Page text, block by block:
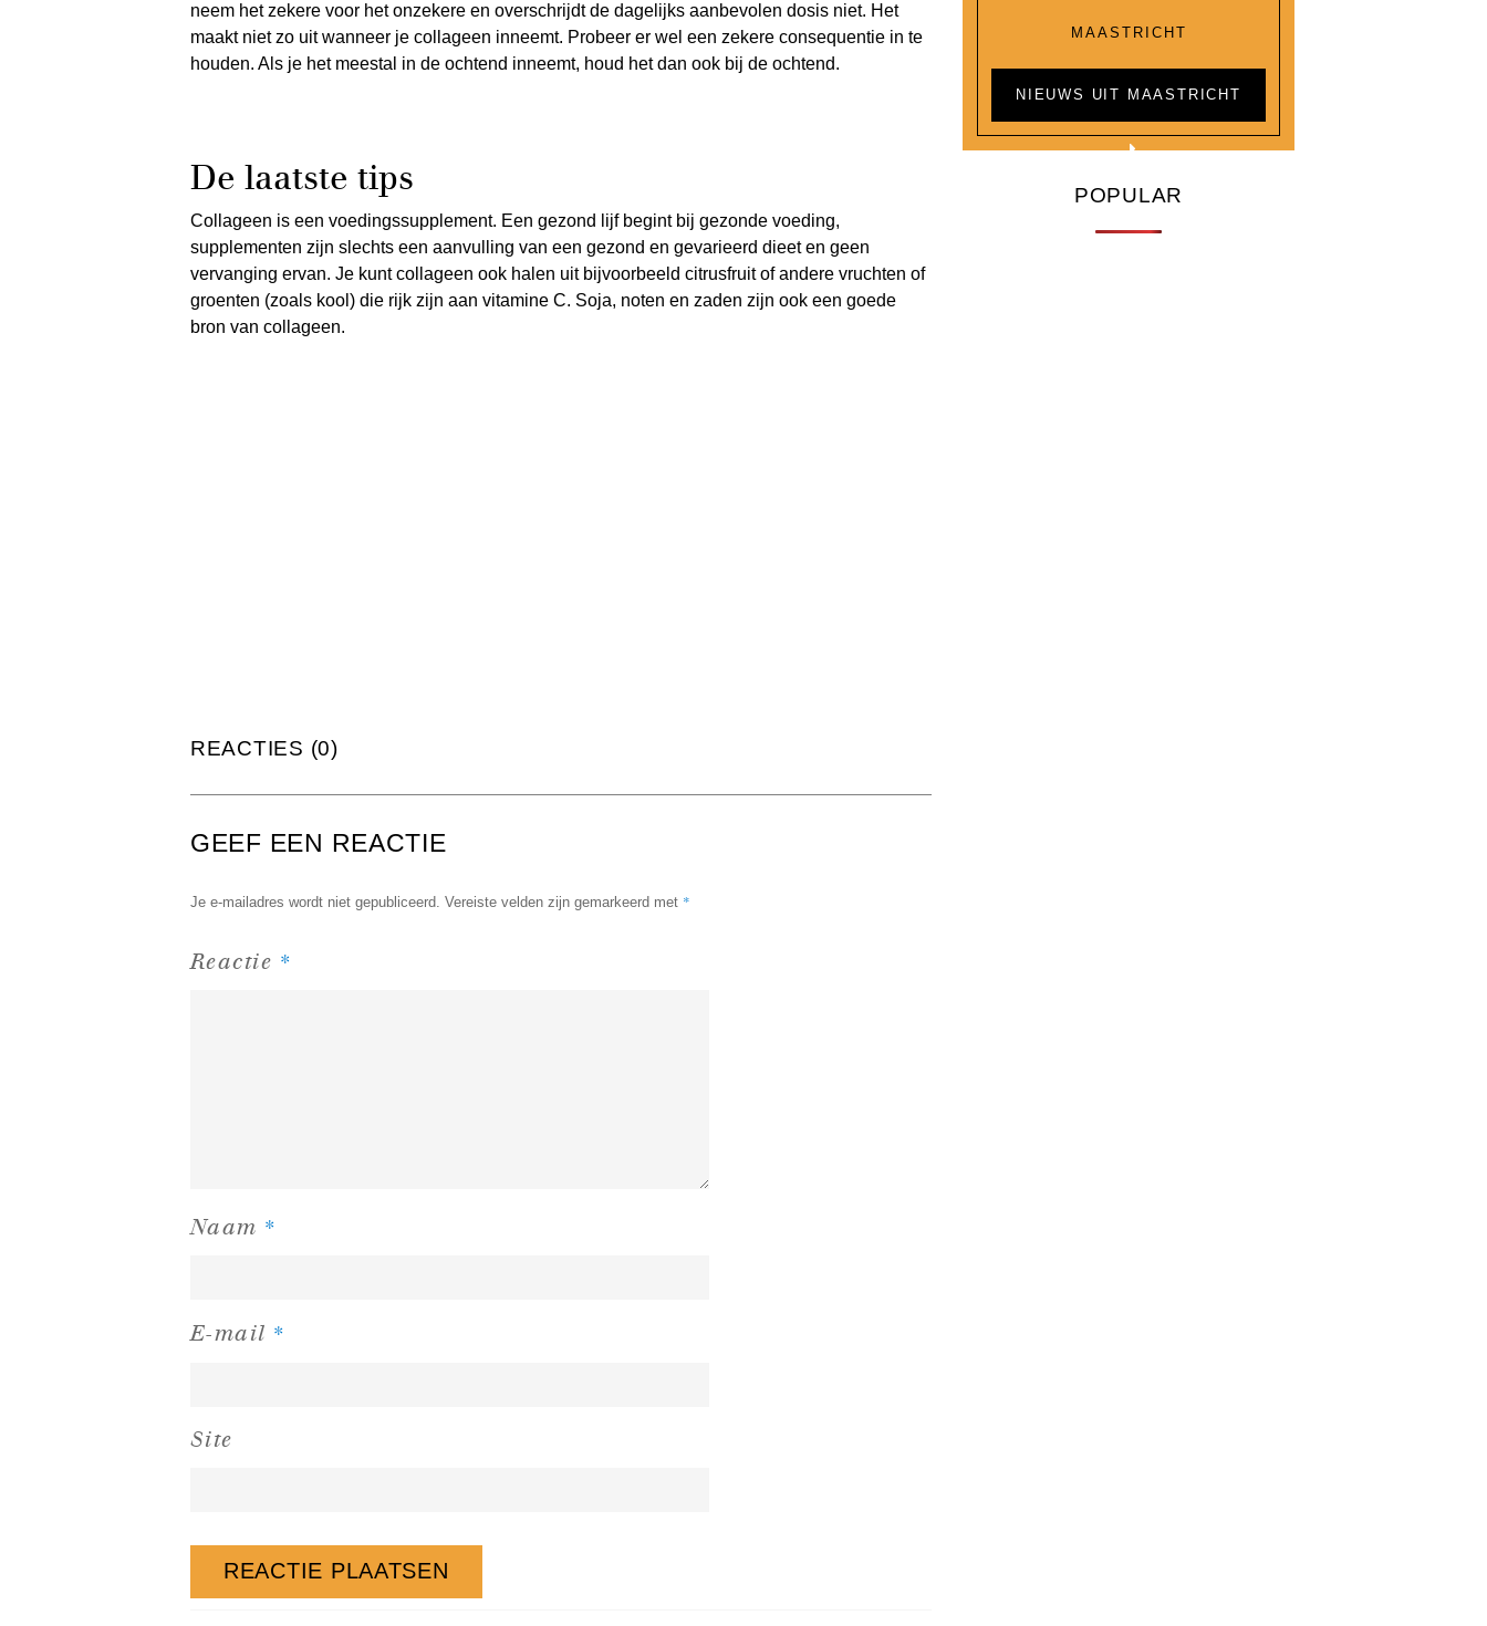
neem het zekere voor het onzekere en overschrijdt de dagelijks aanbevolen dosis niet. Het
maakt niet zo uit wanneer je collageen inneemt. Probeer er wel een zekere consequentie in te
houden. Als je het meestal in de ochtend inneemt, houd het dan ook bij de ochtend.
De laatste tips
Collageen is een voedingssupplement. Een gezond lijf begint bij gezonde voeding,
supplementen zijn slechts een aanvulling van een gezond en gevarieerd dieet en geen
vervanging ervan. Je kunt collageen ook halen uit bijvoorbeeld citrusfruit of andere vruchten of
groenten (zoals kool) die rijk zijn aan vitamine C. Soja, noten en zaden zijn ook een goede
bron van collageen.
REACTIES (0)
GEEF EEN REACTIE
Je e-mailadres wordt niet gepubliceerd. Vereiste velden zijn gemarkeerd met *
Reactie *
Naam *
E-mail *
Site
MAASTRICHT
NIEUWS UIT MAASTRICHT
POPULAR